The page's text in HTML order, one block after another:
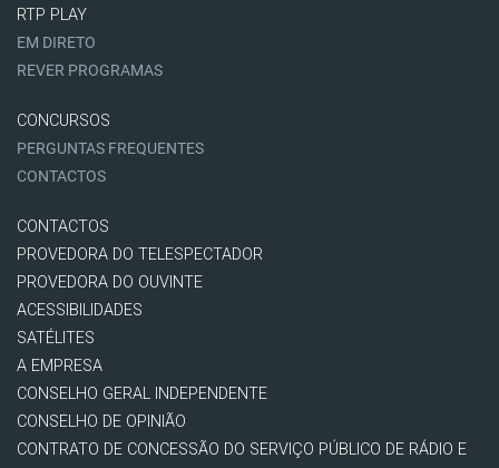
RTP PLAY
EM DIRETO
REVER PROGRAMAS
CONCURSOS
PERGUNTAS FREQUENTES
CONTACTOS
CONTACTOS
PROVEDORA DO TELESPECTADOR
PROVEDORA DO OUVINTE
ACESSIBILIDADES
SATÉLITES
A EMPRESA
CONSELHO GERAL INDEPENDENTE
CONSELHO DE OPINIÃO
CONTRATO DE CONCESSÃO DO SERVIÇO PÚBLICO DE RÁDIO E